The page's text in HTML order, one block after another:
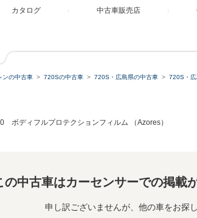
カタログ 中古車販売店
ンの中古車 720Sの中古車 720S・広島県の中古車 720S・
ボディフルプロテクションフィルム （Azores）
の中古車はカーセンサーでの掲載
申し訳ございませんが、他の車をお探